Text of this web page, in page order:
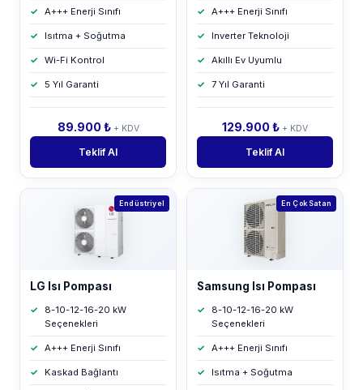
A+++ Enerji Sınıfı
Isıtma + Soğutma
Wi-Fi Kontrol
5 Yıl Garanti
89.900 ₺ + KDV
Teklif Al
A+++ Enerji Sınıfı
Inverter Teknoloji
Akıllı Ev Uyumlu
7 Yıl Garanti
129.900 ₺ + KDV
Teklif Al
Endüstriyel
LG Isı Pompası
8-10-12-16-20 kW
Seçenekleri
A+++ Enerji Sınıfı
Kaskad Bağlantı
En Çok Satan
Samsung Isı Pompası
8-10-12-16-20 kW
Seçenekleri
A+++ Enerji Sınıfı
Isıtma + Soğutma